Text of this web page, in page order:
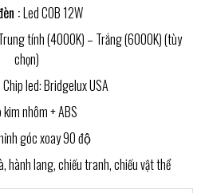
:Led COB 12W
tính (4000K) – Trắng (6000K) (tùy
chọn)
Chip led: Bridgelux USA
kim nhôm + ABS
góc xoay 90 độ
hành lang, chiếu tranh, chiếu vật thể